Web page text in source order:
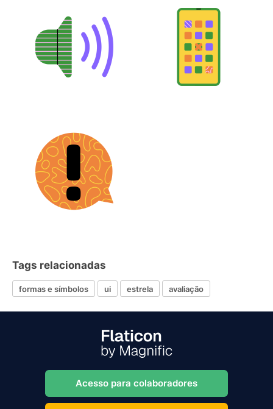
Tags relacionadas
formas e símbolos ui estrela avaliação
Acesso para colaboradores